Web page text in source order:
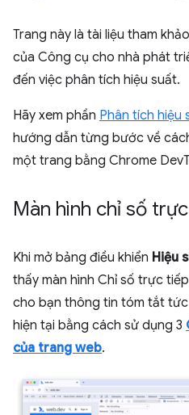
Trang này là tài liệu tham
của Công cụ cho nhà phát
đến việc phân tích hiệu suất.
Hãy xem phần Phân tích hiệu
hướng dẫn từng bước về
một trang bằng Chrome
Màn hình chỉ số
Khi mở bảng điều khiển Hiệu
thấy màn hình Chỉ số trực
cho bạn thông tin tóm tắt
hiện tại bằng cách sử dụng 3
của trang web.